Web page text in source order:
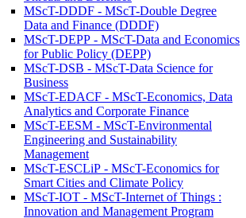
MScT-DDDF - MScT-Double Degree
Data and Finance (DDDF)
MScT-DEPP - MScT-Data and Economics
for Public Policy (DEPP)
MScT-DSB - MScT-Data Science for
Business
MScT-EDACF - MScT-Economics, Data
Analytics and Corporate Finance
MScT-EESM - MScT-Environmental
Engineering and Sustainability
Management
MScT-ESCLiP - MScT-Economics for
Smart Cities and Climate Policy
MScT-IOT - MScT-Internet of Things :
Innovation and Management Program